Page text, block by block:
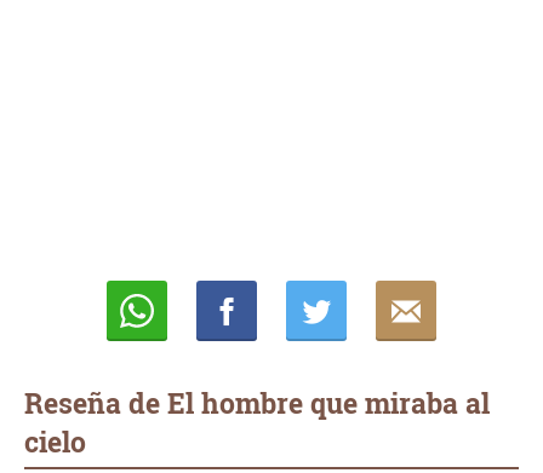
Reseña de El hombre que miraba al
cielo